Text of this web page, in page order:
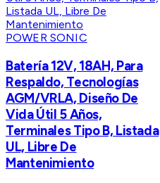
POWER SONIC
Batería 12V, 18AH, Para
Respaldo, Tecnologías
AGM/VRLA, Diseño De
Vida Útil 5 Años,
Terminales Tipo B, Listada
UL, Libre De
Mantenimiento